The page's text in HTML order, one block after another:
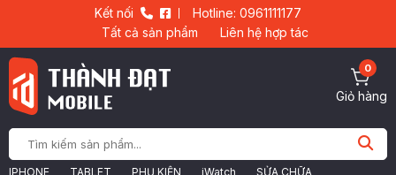
Kết nối
Hotline: 0961111177
Tất cả sản phẩm
Liên hệ hợp tác
IPHONE TABLET PHỤ KIỆN iWatch SỬA CHỮA
0
Giỏ hàng